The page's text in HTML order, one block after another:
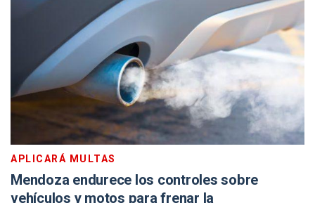
APLICARÁ MULTAS
Mendoza endurece los controles sobre
vehículos y motos para frenar la